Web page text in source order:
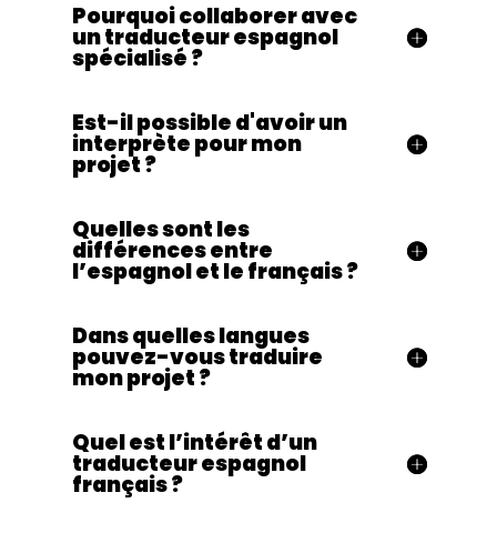
Pourquoi collaborer avec
un traducteur espagnol
spécialisé ?
Est-il possible d'avoir un
interprète pour mon
projet ?
Quelles sont les
différences entre
l’espagnol et le français ?
Dans quelles langues
pouvez-vous traduire
mon projet ?
Quel est l’intérêt d’un
traducteur espagnol
français ?